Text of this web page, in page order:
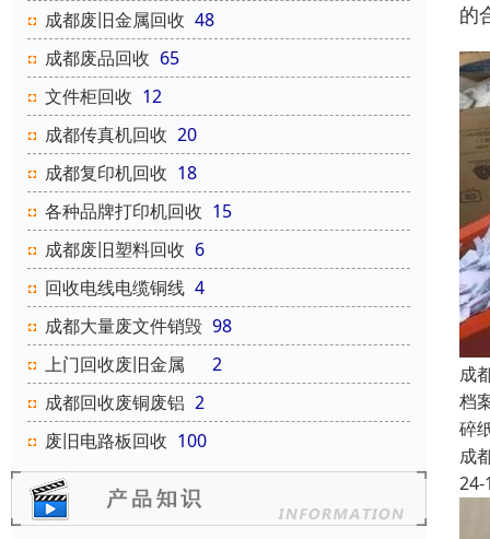
成都废旧金属回收 48
成都废品回收 65
文件柜回收 12
成都传真机回收 20
成都复印机回收 18
各种品牌打印机回收 15
成都废旧塑料回收 6
回收电线电缆铜线 4
成都大量废文件销毁 98
上门回收废旧金属
2
成都回收废铜废铝 2
废旧电路板回收 100
的
成
档
碎
成
24-